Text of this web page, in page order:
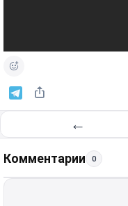
←
Комментарии 0